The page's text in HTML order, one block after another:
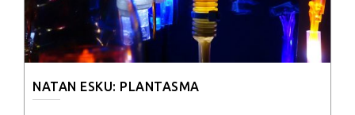
NATAN ESKU: PLANTASMA